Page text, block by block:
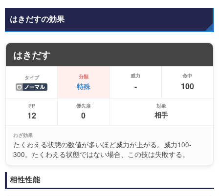
はきだすの効果
はきだす
タイプ 分類
特殊
威力
-
命中
100
PP
12
優先度
0
対象
相手
わざ効果
たくわえる状態の数値が多いほど威力が上がる。威力100-
300。たくわえる状態ではない場合、この技は失敗する。
相性性能